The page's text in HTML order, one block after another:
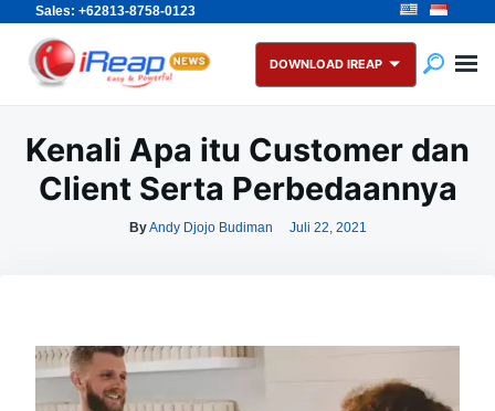
Sales: +62813-8758-0123
Skip
content
Search
for:
DOWNLOAD IREAP
Kenali Apa itu Customer dan
Client Serta Perbedaannya
ByAndy Djojo Budiman Juli 22, 2021